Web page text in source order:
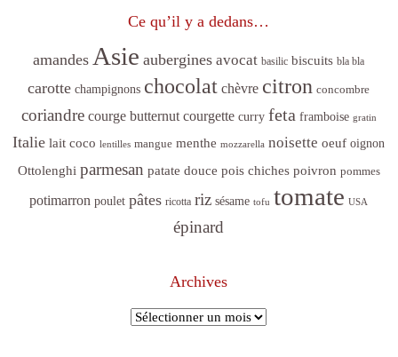
Ce qu’il y a dedans…
amandes Asie aubergines avocat basilic biscuits bla bla
carotte champignons chocolat chèvre citron concombre
coriandre courge butternut courgette curry feta framboise gratin
Italie lait coco lentilles mangue menthe mozzarella noisette oeuf oignon
Ottolenghi parmesan patate douce pois chiches poivron pommes
potimarron poulet pâtes ricotta riz sésame tofu tomate USA
épinard
Archives
Archives